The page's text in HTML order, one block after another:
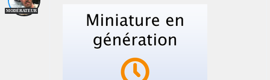
MODÉRATEUR